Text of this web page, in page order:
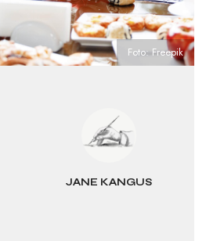
JANE KANGUS
Foto: Freepik